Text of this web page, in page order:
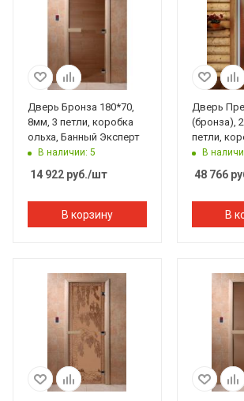
Дверь Бронза 180*70,
8мм, 3 петли, коробка
ольха, Банный Эксперт
В наличии: 5
14 922 руб./шт
В корзину
Дверь
(бронза),
петли,
Банный
В
48 766
В